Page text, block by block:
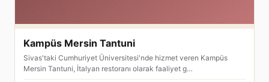
Kampüs Mersin Tantuni
Sivas'taki Cumhuriyet Üniversitesi'nde hizmet veren Kampüs
Mersin Tantuni, İtalyan restoranı olarak faaliyet g…